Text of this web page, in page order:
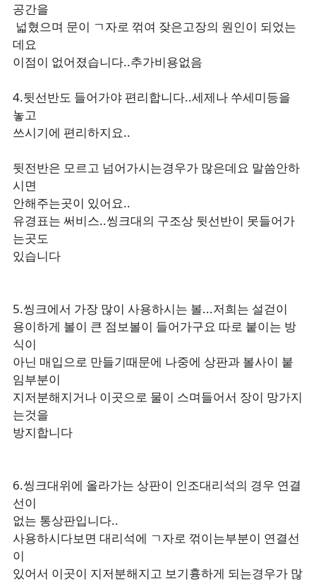
공간을
넓혔으며 문이 ㄱ자로 꺾여 잦은고장의 원인이 되었는
데요
이점이 없어졌습니다..추가비용없음
4.뒷선반도 들어가야 편리합니다..세제나 쑤세미등을
놓고
쓰시기에 편리하지요..
뒷전반은 모르고 넘어가시는경우가 많은데요 말씀안하
시면
안해주는곳이 있어요..
유경표는 써비스..씽크대의 구조상 뒷선반이 못들어가
는곳도
있습니다
5.씽크에서 가장 많이 사용하시는 볼...저희는 설걷이
용이하게 볼이 큰 점보볼이 들어가구요 따로 붙이는 방
식이
아닌 매입으로 만들기때문에 나중에 상판과 볼사이 붙
임부분이
지저분해지거나 이곳으로 물이 스며들어서 장이 망가지
는것을
방지합니다
6.씽크대위에 올라가는 상판이 인조대리석의 경우 연결
선이
없는 통상판입니다..
사용하시다보면 대리석에 ㄱ자로 꺾이는부분이 연결선
이
있어서 이곳이 지저분해지고 보기흉하게 되는경우가 많